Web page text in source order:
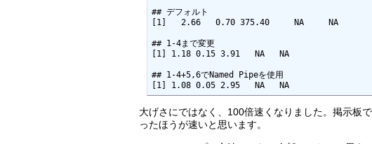
## デフォルト
[1]   2.66   0.70 375.40     NA     NA
## 1-4まで変更
[1] 1.18 0.15 3.91   NA   NA
## 1-4+5,6でNamed Pipeを使用
[1] 1.08 0.05 2.95   NA   NA
大げさにではなく、100倍速くなりました。掲示板
ったほうが速いと思います。